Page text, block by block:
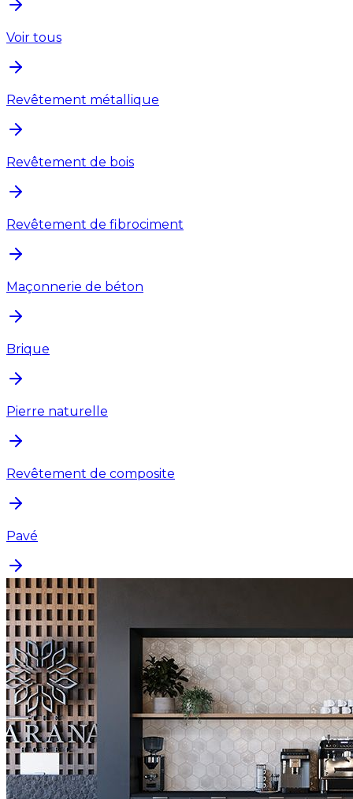
Voir tous
Revêtement métallique
Revêtement de bois
Revêtement de fibrociment
Maçonnerie de béton
Brique
Pierre naturelle
Revêtement de composite
Pavé